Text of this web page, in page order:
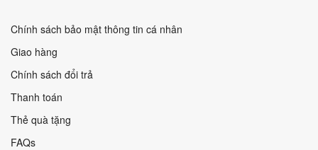
Chính sách bảo mật thông tin cá nhân
Giao hàng
Chính sách đổi trả
Thanh toán
Thẻ quà tặng
FAQs